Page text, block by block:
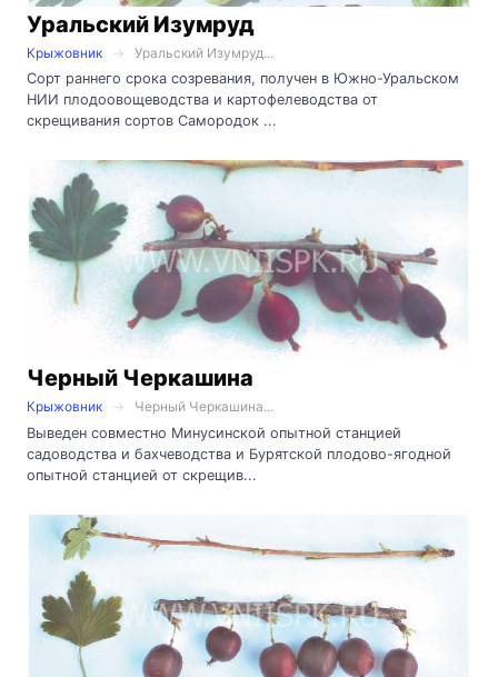
Уральский Изумруд
Крыжовник
Уральский Изумруд...
Сорт раннего срока созревания, получен в Южно-Уральском
НИИ плодоовощеводства и картофелеводства от
скрещивания сортов Самородок ...
Черный Черкашина
Крыжовник
Черный Черкашина...
Выведен совместно Минусинской опытной станцией
садоводства и бахчеводства и Бурятской плодово-ягодной
опытной станцией от скрещив...